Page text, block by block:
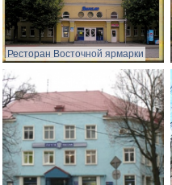
Ресторан Восточной ярмарки